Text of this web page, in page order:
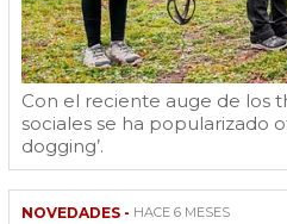
Con el reciente auge de los
sociales se ha popularizado
dogging’.
NOVEDADES - HACE 6 MESES